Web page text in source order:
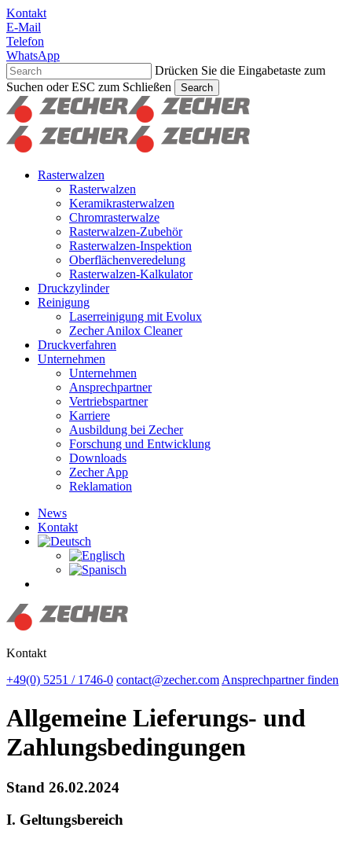
Skip
to
main
content
Kontakt
E-Mail
Telefon
WhatsApp
Drücken Sie die Eingabetaste zum
Suchen oder ESC zum Schließen
Search
Suche
schließen
Suchen
Menu
Rasterwalzen
Rasterwalzen
Keramikrasterwalzen
Chromrasterwalze
Rasterwalzen-Zubehör
Rasterwalzen-Inspektion
Oberflächenveredelung
Rasterwalzen-Kalkulator
Druckzylinder
Reinigung
Laserreinigung mit Evolux
Zecher Anilox Cleaner
Druckverfahren
Unternehmen
Unternehmen
Ansprechpartner
Vertriebspartner
Karriere
Ausbildung bei Zecher
Forschung und Entwicklung
Downloads
Zecher App
Reklamation
News
Kontakt
Kontakt
+49(0) 5251 / 1746-0 contact@zecher.com Ansprechpartner finden
Allgemeine Lieferungs- und
Zahlungsbedingungen
Stand 26.02.2024
I. Geltungsbereich